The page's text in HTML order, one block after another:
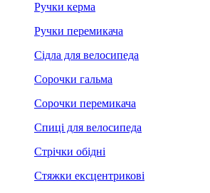
Ручки керма
Ручки перемикача
Сідла для велосипеда
Сорочки гальма
Сорочки перемикача
Спиці для велосипеда
Стрічки обідні
Стяжки ексцентрикові